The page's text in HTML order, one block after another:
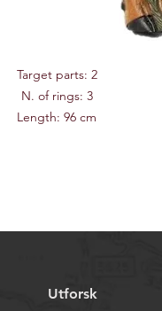
Target parts: 2
N. of rings: 3
Length: 96 cm
Utforsk